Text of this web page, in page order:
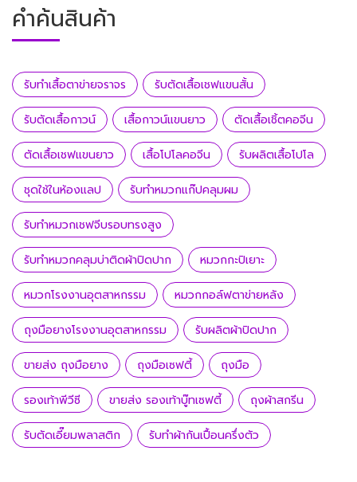
คำค้นสินค้า
รับทำเสื้อตาข่ายจราจร รับตัดเสื้อเชฟแขนสั้น
รับตัดเสื้อกาวน์ เสื้อกาวน์แขนยาว ตัดเสื้อเชิ้ตคอจีน
ตัดเสื้อเชฟแขนยาว เสื้อโปโลคอจีน รับผลิตเสื้อโปโล
ชุดใช้ในห้องแลป รับทำหมวกแก๊ปคลุมผม
รับทำหมวกเชฟจีบรอบทรงสูง
รับทำหมวกคลุมบ่าติดผ้าปิดปาก หมวกกะปิเยาะ
หมวกโรงงานอุตสาหกรรม หมวกกอล์ฟตาข่ายหลัง
ถุงมือยางโรงงานอุตสาหกรรม รับผลิตผ้าปิดปาก
ขายส่ง ถุงมือยาง ถุงมือเซฟตี้ ถุงมือ
รองเท้าพีวีซี ขายส่ง รองเท้าบู๊ทเซฟตี้ ถุงผ้าสกรีน
รับตัดเอี๊ยมพลาสติก รับทำผ้ากันเปื้อนครึ่งตัว